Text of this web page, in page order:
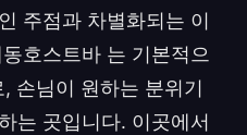
주점과 차별화되는 이
호스트바 는 기본적으
, 손님이 원하는 분위기
는 곳입니다. 이곳에서